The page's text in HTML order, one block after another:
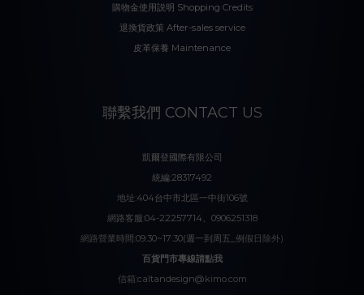
購物金使用説明 Shopping Credits
退換貨政策 After-sales service
皮革保養 Maintenance
聯繫我們 CONTACT US
凱爾登國際有限公司
統編:28317492
地址:404台中市北區一中街106號
網路客服:04-22257714、0906251318
網路營業時間:09:30~17:30(週一到周五_例假日除外)
百貨門市專線請點我
信箱:caltandesign@kimo.com